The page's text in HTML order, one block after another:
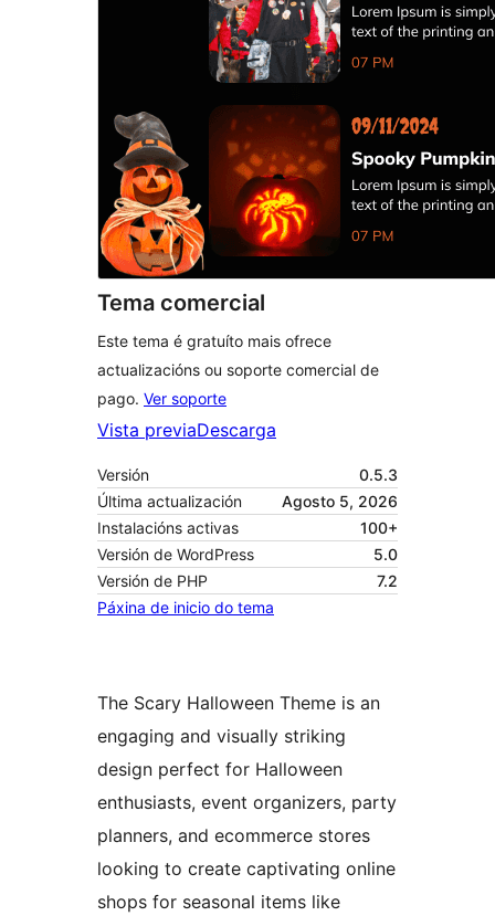
Tema comercial
Este tema é gratuíto mais ofrece
actualizacións ou soporte comercial de
pago. Ver soporte
Vista previaDescarga
Versión
0.5.3
Última actualización
Agosto 5, 2026
Instalacións activas
100+
Versión de WordPress
5.0
Versión de PHP
7.2
Páxina de inicio do tema
The Scary Halloween Theme is an
engaging and visually striking
design perfect for Halloween
enthusiasts, event organizers, party
planners, and ecommerce stores
looking to create captivating online
shops for seasonal items like